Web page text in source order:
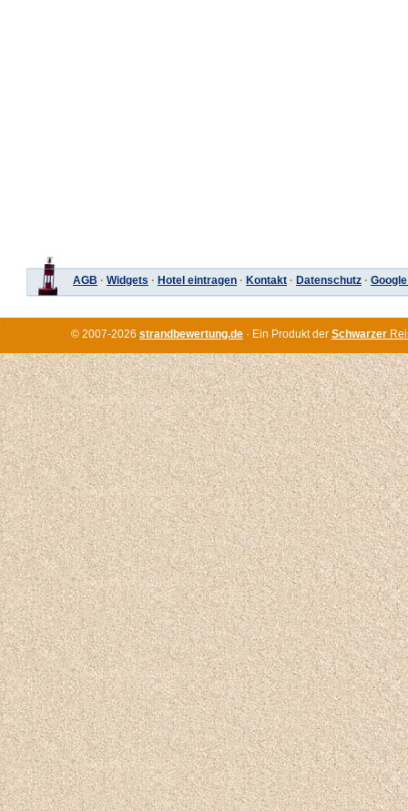
AGB · Widgets · Hotel eintragen · Kontakt · Datenschutz ·
© 2007-2026 strandbewertung.de · Ein Produkt der Schwarzer